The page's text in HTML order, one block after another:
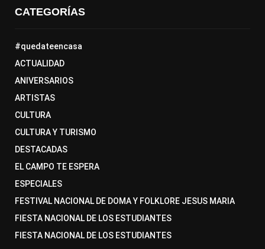
CATEGORÍAS
#quedateencasa
ACTUALIDAD
ANIVERSARIOS
ARTISTAS
CULTURA
CULTURA Y TURISMO
DESTACADAS
EL CAMPO TE ESPERA
ESPECIALES
FESTIVAL NACIONAL DE DOMA Y FOLKLORE JESUS MARIA
FIESTA NACIONAL DE LOS ESTUDIANTES
FIESTA NACIONAL DE LOS ESTUDIANTES